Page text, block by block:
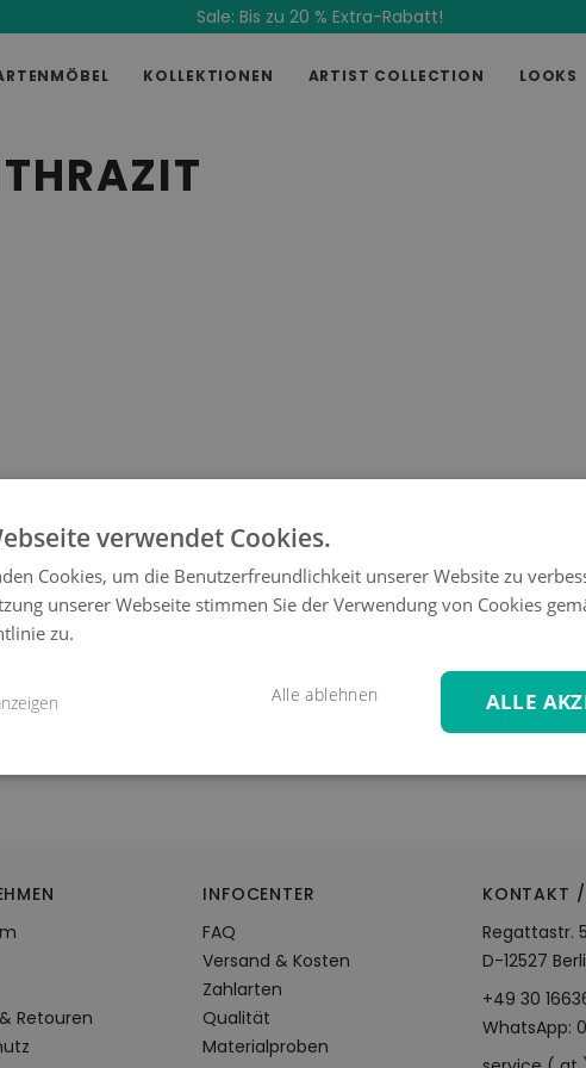
Sale: Bis zu 20 % Extra-Rabatt!
KOLLEKTIONEN ARTIST COLLECTION LOOKS
Retouren
INFOCENTER
FAQ
Versand & Kosten
Zahlarten
Qualität
Materialproben
KONTAKT
Regattastr.
D-12527
+49 30
WhatsApp:
verwendet Cookies.
Cookies, um die Benutzerfreundlichkeit unserer Website zu
unserer Webseite stimmen Sie der Verwendung von Cookies
zu.
ALLE
Alle ablehnen